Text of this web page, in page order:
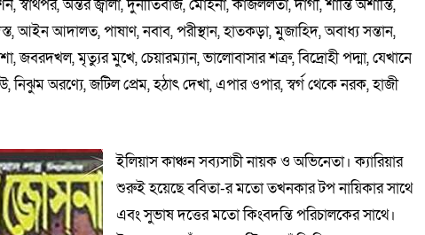
অন্তর জ্বালা, দুর্নীতিবাজ, মোহনা, কাজললতা, দাগী, শান্তি অশান্তি,
আইন আদালত, পাষাণ, নবাব, পরীস্থান, হাতকড়া, মুজাহিদ, অবাধ্য সন্তান,
মৃত্যুর মুখে, চেয়ারম্যান, ভালোবাসার শত্রু, বিদ্রোহী পদ্মা, যেখানে
অরণ্যে, জটিল প্রেম, হঠাৎ দেখা, এপার ওপার, স্বর্গ থেকে নরক, হাজী
ইলিয়াস কাঞ্চন সব্যসাচী নায়ক ও অভিনেতা। ক্যারিয়ার
শুরুই হয়েছে ববিতা-র মতো তখনকার টপ নায়িকার সাথে
এবং সুভাষ দত্তের মতো কিংবদন্তি পরিচালকের সাথে।